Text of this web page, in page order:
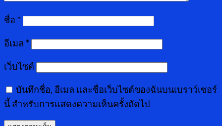
ชื่อ *
อีเมล *
เว็บไซต์
บันทึกชื่อ, อีเมล และชื่อเว็บไซต์ของฉันบนเบราว์เซอร์
นี้ สำหรับการแสดงความเห็นครั้งถัดไป